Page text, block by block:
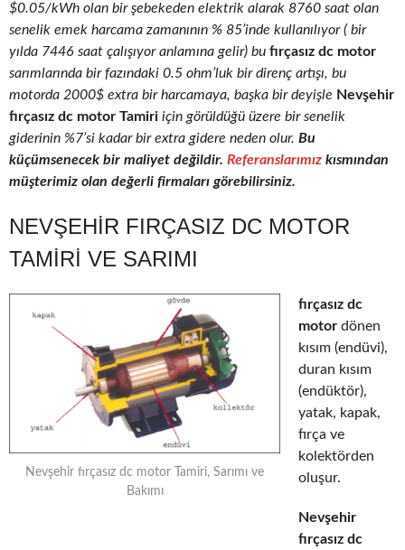
$0.05/kWh olan bir şebekeden elektrik alarak 8760 saat olan
senelik emek harcama zamanının % 85’inde kullanılıyor ( bir
yılda 7446 saat çalışıyor anlamına gelir) bu fırçasız dc motor
sarımlarında bir fazındaki 0.5 ohm’luk bir direnç artışı, bu
motorda 2000$ extra bir harcamaya, başka bir deyişle Nevşehir
fırçasız dc motor Tamiri için görüldüğü üzere bir senelik
giderinin %7’si kadar bir extra gidere neden olur. Bu
küçümsenecek bir maliyet değildir. Referanslarımız kısmından
müşterimiz olan değerli firmaları görebilirsiniz.
NEVŞEHIR FIRÇASIZ DC MOTOR
TAMIRI VE SARIMI
Nevşehir fırçasız dc motor Tamiri, Sarımı ve
Bakımı
fırçasız dc
motor dönen
kısım (endüvi),
duran kısım
(endüktör),
yatak, kapak,
fırça ve
kolektörden
oluşur.
Nevşehir
fırçasız dc